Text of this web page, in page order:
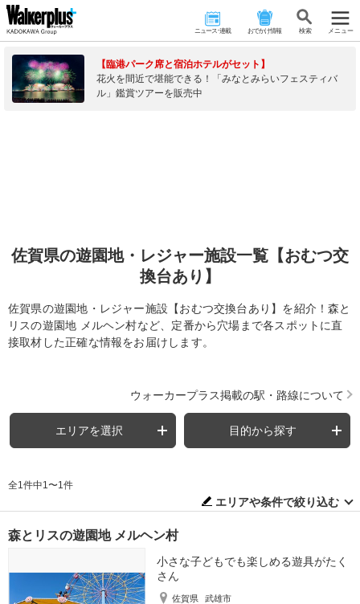
ニュース･連載 おでかけ情報 検 索 メニュー
【臨港パーク席と宿泊ホテルがセット】
花火を間近で堪能できる！「みなとみらいフェスティバ
ル」鑑賞ツアーを販売中
佐賀県の遊園地・レジャー施設一覧【おむつ交
換台あり】
佐賀県の遊園地・レジャー施設【おむつ交換台あり】を紹介！森と
リスの遊園地 メルヘン村など、定番から穴場まで各スポットに直
接取材した正確な情報をお届けします。
ウォーカープラス掲載の駅・路線について
エリアを選択 目的から探す
全1件中1〜1件
エリアや条件で絞り込む
森とリスの遊園地 メルヘン村
小さな子どもでも楽しめる遊具がたく
さん
佐賀県 武雄市